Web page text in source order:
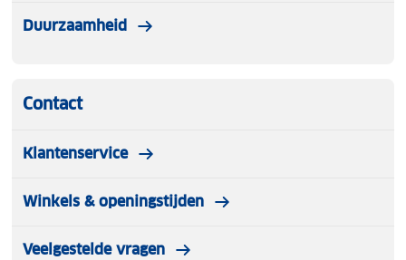
Duurzaamheid
Contact
Klantenservice
Winkels & openingstijden
Veelgestelde vragen